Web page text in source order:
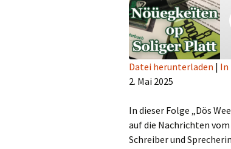
TEILEN
LINK
EMBED
Datei herunterladen | In
2. Mai 2025
In dieser Folge „Dös
auf die Nachrichten vom
Schreiber und